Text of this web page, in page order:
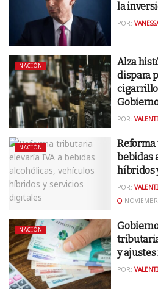
la
POR:
NACIÓN
Alza
dispara
POR:
NACIÓN
bebidas
híbridos
POR:
NACIÓN
y
POR: